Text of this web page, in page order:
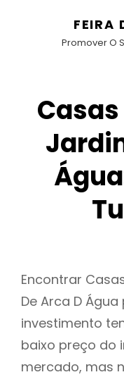
FEIRA
Promover O
Encontrar
De Arca D
investimento
baixo preço do
mercado, mas